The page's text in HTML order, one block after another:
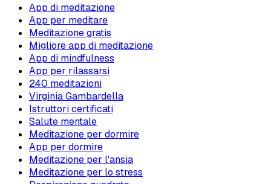
App di meditazione
App per meditare
Meditazione gratis
Migliore app di meditazione
App di mindfulness
App per rilassarsi
240 meditazioni
Virginia Gambardella
Istruttori certificati
Salute mentale
Meditazione per dormire
App per dormire
Meditazione per l'ansia
Meditazione per lo stress